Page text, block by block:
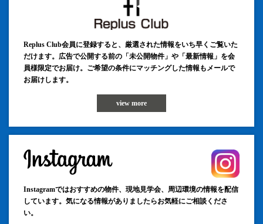
Replus Club会員に登録すると、厳選された情報をいち早くご覧いた
だけます。広告で公開する前の「未公開物件」や「最新情報」を会
員様限定でお届け。ご希望の条件にマッチングした情報もメールで
お届けします。
view more
Instagramではおすすめの物件、現地見学会、周辺環境の情報を配信
しています。気になる情報がありましたらお気軽にご相談くださ
い。